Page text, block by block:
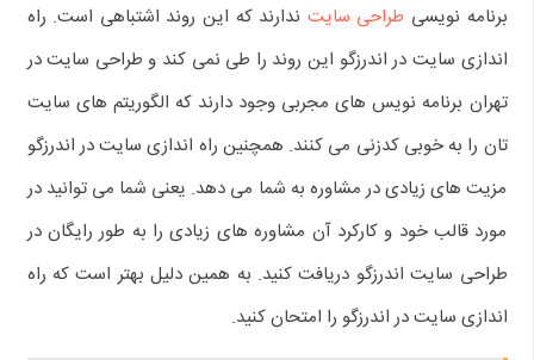
برنامه نویسی طراحی سایت ندارند که این روند اشتباهی است. راه
اندازی سایت در اندرزگو این روند را طی نمی کند و طراحی سایت در
تهران برنامه نویس های مجربی وجود دارند که الگوریتم های سایت
تان را به خوبی کدزنی می کنند. همچنین راه اندازی سایت در اندرزگو
مزیت های زیادی در مشاوره به شما می دهد. یعنی شما می توانید در
مورد قالب خود و کارکرد آن مشاوره های زیادی را به طور رایگان در
طراحی سایت اندرزگو دریافت کنید. به همین دلیل بهتر است که راه
اندازی سایت در اندرزگو را امتحان کنید.